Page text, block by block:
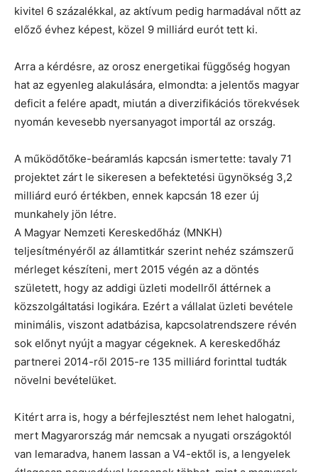
kivitel 6 százalékkal, az aktívum pedig harmadával nőtt az
előző évhez képest, közel 9 milliárd eurót tett ki.
Arra a kérdésre, az orosz energetikai függőség hogyan
hat az egyenleg alakulására, elmondta: a jelentős magyar
deficit a felére apadt, miután a diverzifikációs törekvések
nyomán kevesebb nyersanyagot importál az ország.
A működőtőke-beáramlás kapcsán ismertette: tavaly 71
projektet zárt le sikeresen a befektetési ügynökség 3,2
milliárd euró értékben, ennek kapcsán 18 ezer új
munkahely jön létre.
A Magyar Nemzeti Kereskedőház (MNKH)
teljesítményéről az államtitkár szerint nehéz számszerű
mérleget készíteni, mert 2015 végén az a döntés
született, hogy az addigi üzleti modellről áttérnek a
közszolgáltatási logikára. Ezért a vállalat üzleti bevétele
minimális, viszont adatbázisa, kapcsolatrendszere révén
sok előnyt nyújt a magyar cégeknek. A kereskedőház
partnerei 2014-ről 2015-re 135 milliárd forinttal tudták
növelni bevételüket.
Kitért arra is, hogy a bérfejlesztést nem lehet halogatni,
mert Magyarország már nemcsak a nyugati országoktól
van lemaradva, hanem lassan a V4-ektől is, a lengyelek